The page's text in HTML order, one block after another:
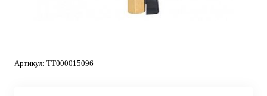
Артикул: ТТ000015096